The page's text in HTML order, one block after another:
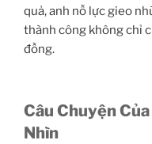
quả, anh nỗ lực gieo
thành công không chỉ
đồng.
Câu Chuyện
Nhìn